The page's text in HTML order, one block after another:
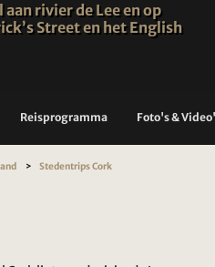
rivier de Lee en op
Street en het English
Reisprogramma Foto's &
Stedentrips Cork